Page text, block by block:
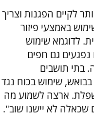
לקיים הפגנות וצריך
באמצעי פיזור
לדוגמא שימוש
נפגעים גם חפים
בתי תושבים
שימוש בכוח נגד
ארצה לשמוע מה
לא יישנו שוב".